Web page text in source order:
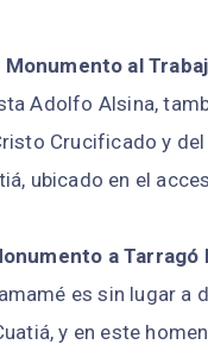
Monumento al
Adolfo Alsina,
Crucificado y
ubicado en el
a Tarragó
es sin lugar a
y en este